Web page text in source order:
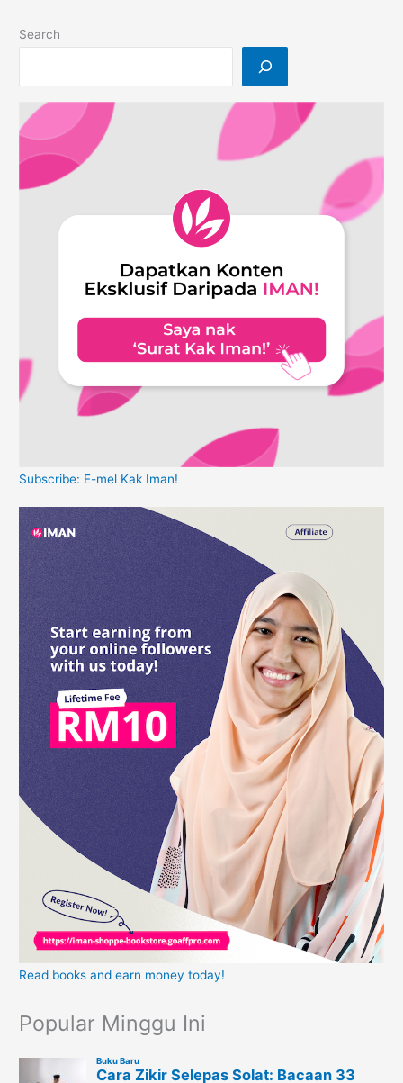
Search
Subscribe: E-mel Kak Iman!
Read books and earn money today!
Popular Minggu Ini